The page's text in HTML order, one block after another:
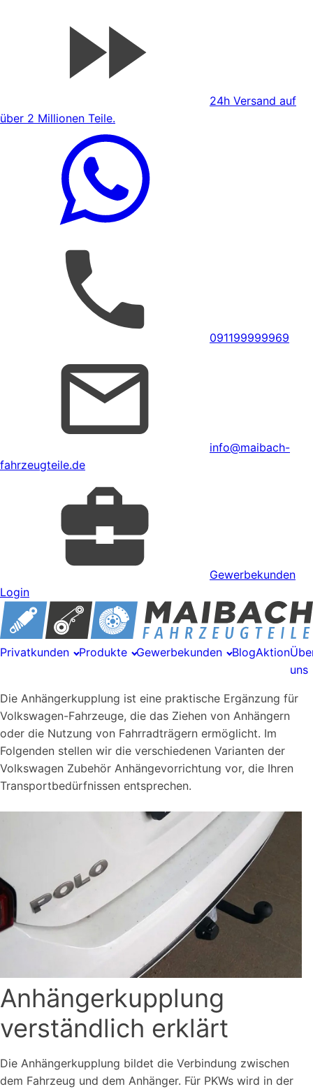
24h Versand auf
über 2 Millionen Teile.
091199999969
info@maibach-
fahrzeugteile.de
Gewerbekunden
Login
Privatkunden Produkte Gewerbekunden BlogAktion
uns
Die Anhängerkupplung ist eine praktische Ergänzung für
Volkswagen-Fahrzeuge, die das Ziehen von Anhängern
oder die Nutzung von Fahrradträgern ermöglicht. Im
Folgenden stellen wir die verschiedenen Varianten der
Volkswagen Zubehör Anhängevorrichtung vor, die Ihren
Transportbedürfnissen entsprechen.
Anhängerkupplung
verständlich erklärt
Die Anhängerkupplung bildet die Verbindung zwischen
dem Fahrzeug und dem Anhänger. Für PKWs wird in der